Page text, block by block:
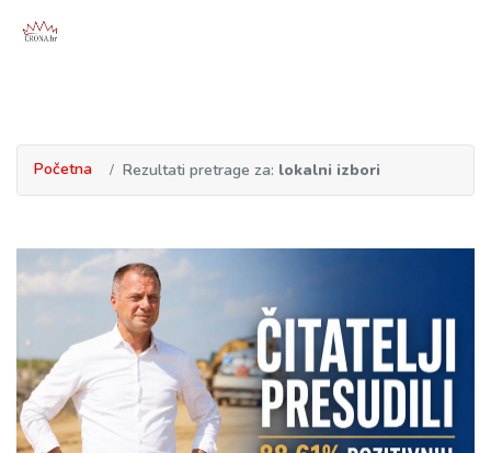
Početna Rezultati pretrage za: lokalni izbori